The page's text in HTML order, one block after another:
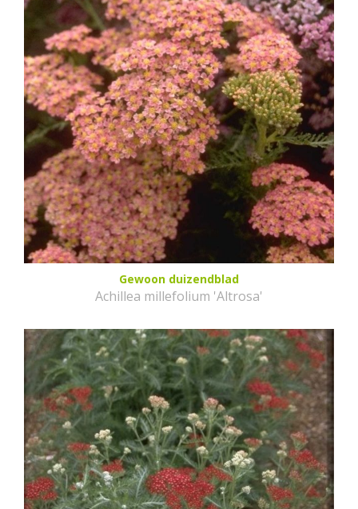
Gewoon duizendblad
Achillea millefolium 'Altrosa'